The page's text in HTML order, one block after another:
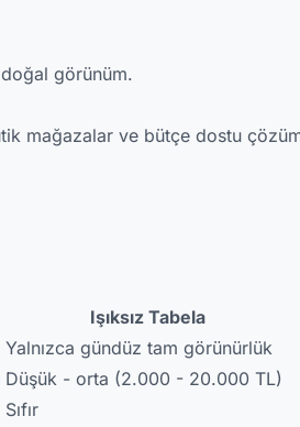
görünüm.
mağazalar ve bütçe dostu
Işıksız Tabela
Yalnızca gündüz tam görünürlük
Düşük - orta (2.000 - 20.000 TL)
Sıfır